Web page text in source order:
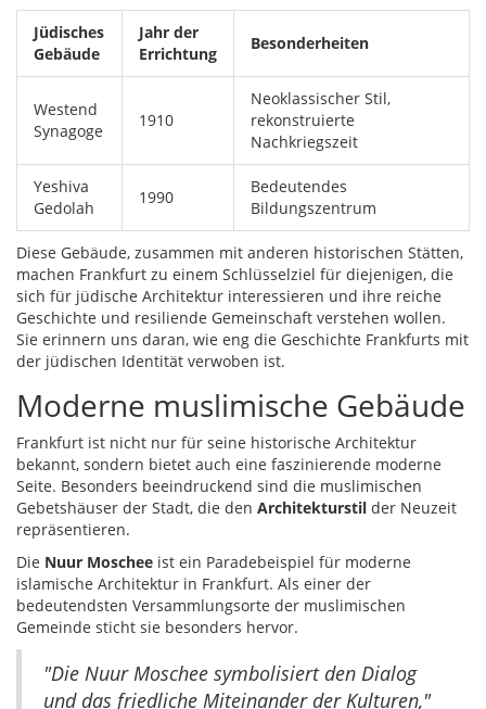
Jüdisches
Gebäude
Jahr der
Errichtung
Besonderheiten
Westend
Synagoge
1910
Neoklassischer Stil,
rekonstruierte
Nachkriegszeit
Yeshiva
Gedolah
1990
Bedeutendes
Bildungszentrum
Diese Gebäude, zusammen mit anderen historischen Stätten,
machen Frankfurt zu einem Schlüsselziel für diejenigen, die
sich für jüdische Architektur interessieren und ihre reiche
Geschichte und resiliende Gemeinschaft verstehen wollen.
Sie erinnern uns daran, wie eng die Geschichte Frankfurts mit
der jüdischen Identität verwoben ist.
Moderne muslimische Gebäude
Frankfurt ist nicht nur für seine historische Architektur
bekannt, sondern bietet auch eine faszinierende moderne
Seite. Besonders beeindruckend sind die muslimischen
Gebetshäuser der Stadt, die den Architekturstil der Neuzeit
repräsentieren.
Die Nuur Moschee ist ein Paradebeispiel für moderne
islamische Architektur in Frankfurt. Als einer der
bedeutendsten Versammlungsorte der muslimischen
Gemeinde sticht sie besonders hervor.
"Die Nuur Moschee symbolisiert den Dialog
und das friedliche Miteinander der Kulturen,"